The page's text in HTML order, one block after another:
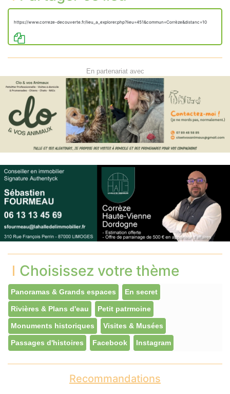
https://www.correze-decouverte.fr/lieu_a_explorer.php?lieu=451&commun=Corrèze&distanc=10
En partenariat avec
Choisissez votre thème
Panoramas & Grands espaces En secret
Rivières & Plans d'eau Petit patrmoine
Monuments historiques Visites & Musées
Passages d'histoires Facebook Instagram
Recommandations